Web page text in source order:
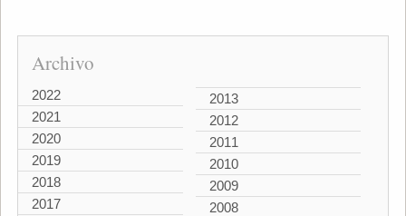
Archivo
2022
2021
2020
2019
2018
2017
2013
2012
2011
2010
2009
2008